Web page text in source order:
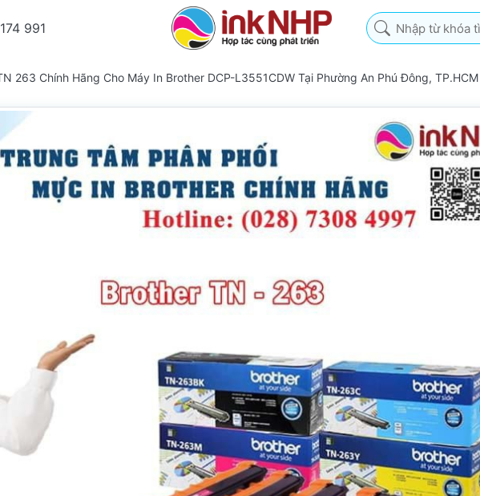
991
Nhập từ khóa tìm
263 Chính Hãng Cho Máy In Brother DCP-L3551CDW Tại Phường An Phú Đông, TP.HCM